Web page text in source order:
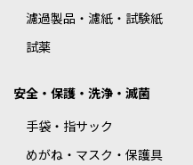
濾過製品・濾紙・試験紙
試薬
安全・保護・洗浄・滅菌
手袋・指サック
めがね・マスク・保護具